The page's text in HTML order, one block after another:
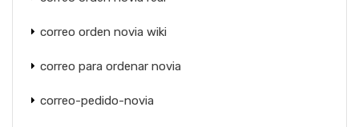
correo orden novia wiki
correo para ordenar novia
correo-pedido-novia